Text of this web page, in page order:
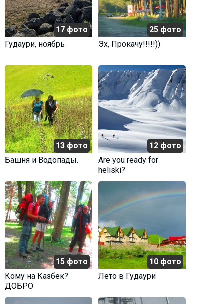
17 фото
Гудаури, ноябрь
25 фото
Эх, Прокачу!!!!!))
13 фото
Башня и Водопады.
12 фото
Are you ready for
heliski?
15 фото
Кому на Казбек?
ДОБРО
ПОЖАЛОВАТЬ!
10 фото
Лето в Гудаури